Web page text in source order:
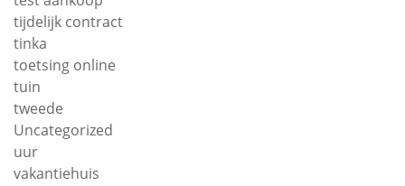
tijdelijk contract
tinka
toetsing online
tuin
tweede
Uncategorized
uur
vakantiehuis